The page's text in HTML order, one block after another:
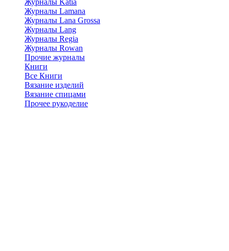
Журналы Lamana
Журналы Lana Grossa
Журналы Lang
Журналы Regia
Журналы Rowan
Прочие журналы
Книги
Все Книги
Вязание изделий
Вязание спицами
Прочее рукоделие